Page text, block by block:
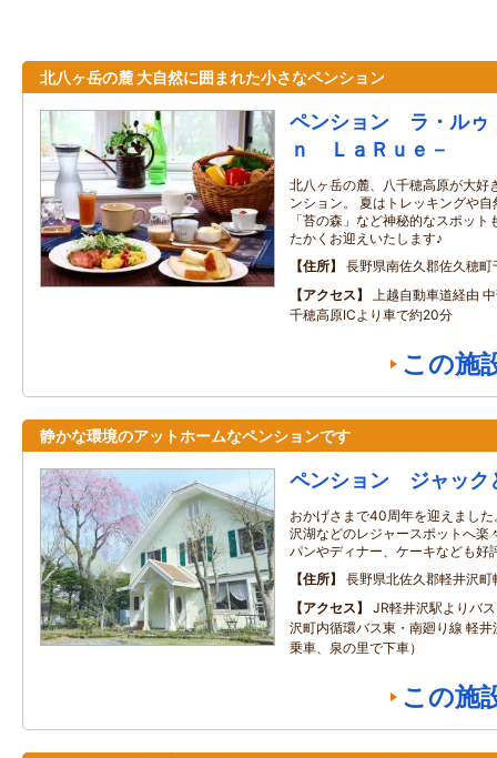
北八ヶ岳の麓 大自然に囲まれた小さなペンション
ペンション ラ・ル
ｎ ＬａＲｕｅ－
北八ヶ岳の麓、八千穂高原が大好
ンション。 夏はトレッキングや
「苔の森」など神秘的なスポッ
たかくお迎えいたします♪
住所
長野県南佐久郡佐久穂町
アクセス
上越自動車道経由
千穂高原ICより車で約20分
この施
静かな環境のアットホームなペンションです
ペンション ジャック
おかげさまで40周年を迎えまし
沢湖などのレジャースポットへ楽
パンやディナー、ケーキなども好
住所
長野県北佐久郡軽井沢
アクセス
JR軽井沢駅よりバ
沢町内循環バス東・南廻り線 軽
乗車、泉の里で下車）
この施